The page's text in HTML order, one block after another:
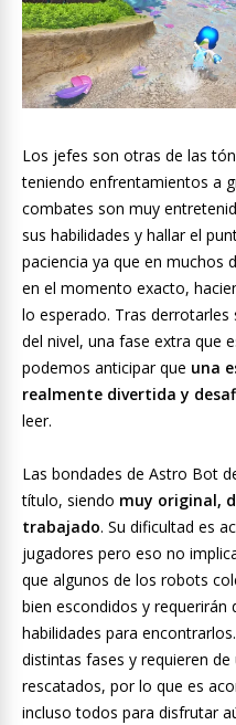
Los jefes son otras de las
teniendo enfrentamientos a
combates son muy
sus habilidades y hallar el
paciencia ya que en muchos
en el momento exacto,
lo esperado. Tras
del nivel, una fase extra que
podemos anticipar que una
realmente divertida y
leer.
Las bondades de Astro Bot
título, siendo muy original,
trabajado. Su dificultad es
jugadores pero eso no
que algunos de los robots
bien escondidos y requerirán
habilidades para
distintas fases y requieren
rescatados, por lo que es
incluso todos para disfrutar